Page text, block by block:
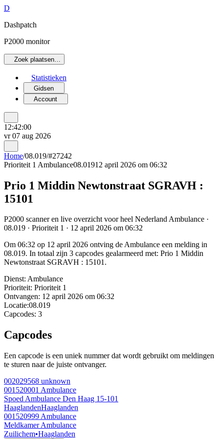
D
Dashpatch
P2000 monitor
Zoek plaatsen…
Statistieken
Gidsen
Account
12:42:00
vr 07 aug 2026
Home/08.019/#27242
Prioriteit 1 Ambulance08.01912 april 2026 om 06:32
Prio 1 Middin Newtonstraat SGRAVH :
15101
P2000 scanner en live overzicht voor heel Nederland Ambulance ·
08.019 · Prioriteit 1 · 12 april 2026 om 06:32
Om 06:32 op 12 april 2026 ontving de Ambulance een melding in
08.019. In totaal zijn 3 capcodes gealarmeerd met: Prio 1 Middin
Newtonstraat SGRAVH : 15101.
Dienst: Ambulance
Prioriteit: Prioriteit 1
Ontvangen: 12 april 2026 om 06:32
Locatie:08.019
Capcodes: 3
Capcodes
Een capcode is een uniek nummer dat wordt gebruikt om meldingen
te sturen naar de juiste ontvanger.
002029568 unknown
001520001 Ambulance
Spoed Ambulance Den Haag 15-101
HaaglandenHaaglanden
001520999 Ambulance
Meldkamer Ambulance
Zuilichem•Haaglanden